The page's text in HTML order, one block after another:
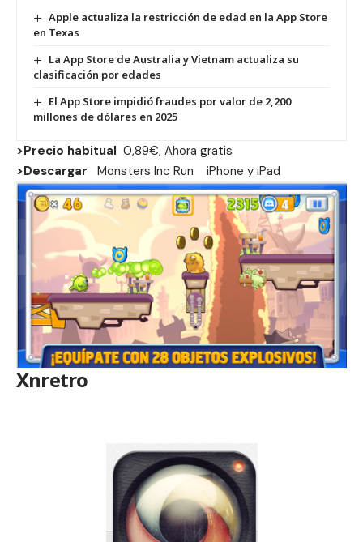
Apple actualiza la restricción de edad en la App Store
en Texas
La App Store de Australia y Vietnam actualiza su
clasificación por edades
El App Store impidió fraudes por valor de 2,200
millones de dólares en 2025
>Precio habitual 0,89€, Ahora gratis
>Descargar
Monsters Inc Run iPhone y iPad
Xnretro